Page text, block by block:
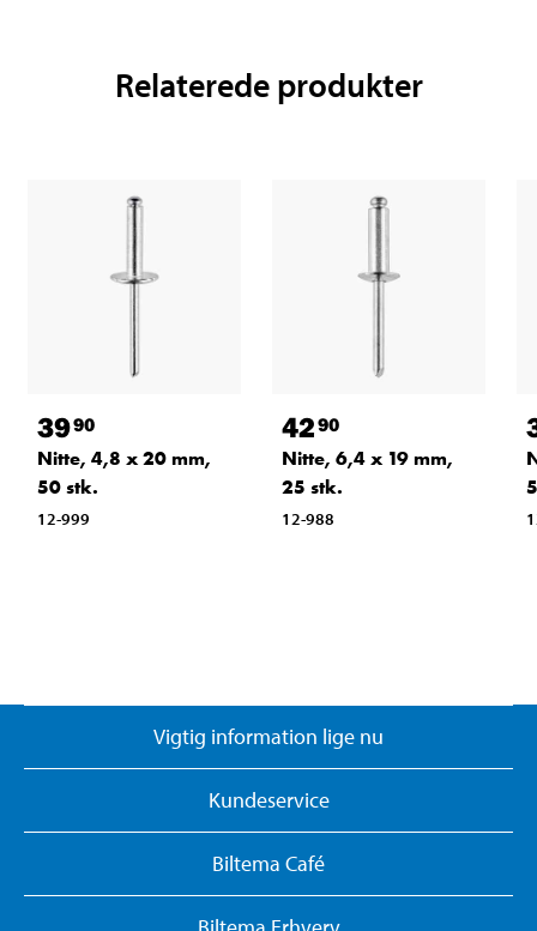
Relaterede produkter
3990
Nitte, 4,8 x 20 mm,
50 stk.
12-999
4290
Nitte, 6,4 x 19 mm,
25 stk.
12-988
Vigtig information lige nu
Kundeservice
Biltema Café